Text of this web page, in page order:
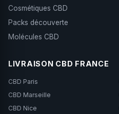
Cosmétiques CBD
Packs découverte
Molécules CBD
LIVRAISON CBD FRANCE
CBD Paris
CBD Marseille
CBD Nice